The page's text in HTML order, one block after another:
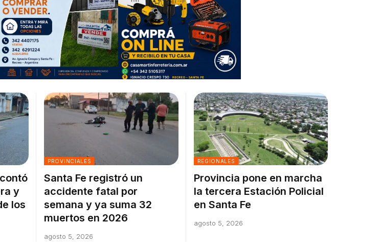
y
los
PROVINCIALES
Santa Fe registró un
accidente fatal por
semana y ya suma 32
muertos en 2026
agosto 5, 2026
REGIONALES
Provincia pone en marcha
la tercera Estación Policial
en Santa Fe
agosto 5, 2026